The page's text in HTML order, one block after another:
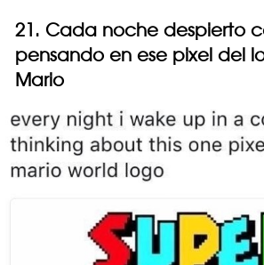
21. Cada noche despierto
pensando en ese pixel del
Mario